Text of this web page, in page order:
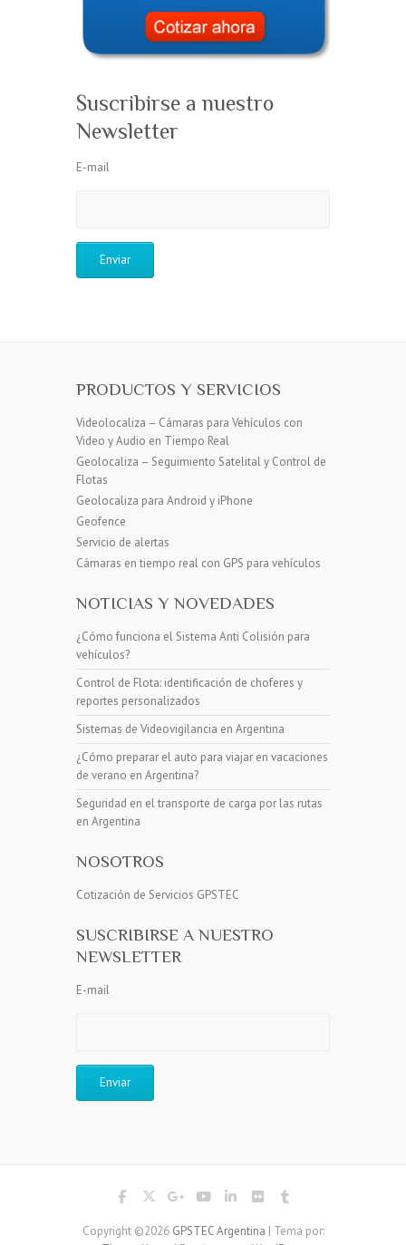
Suscribirse a nuestro
Newsletter
E-mail
PRODUCTOS Y SERVICIOS
Videolocaliza – Cámaras para Vehículos con
Video y Audio en Tiempo Real
Geolocaliza – Seguimiento Satelital y Control de
Flotas
Geolocaliza para Android y iPhone
Geofence
Servicio de alertas
Cámaras en tiempo real con GPS para vehículos
NOTICIAS Y NOVEDADES
¿Cómo funciona el Sistema Anti Colisión para
vehículos?
Control de Flota: identificación de choferes y
reportes personalizados
Sistemas de Videovigilancia en Argentina
¿Cómo preparar el auto para viajar en vacaciones
de verano en Argentina?
Seguridad en el transporte de carga por las rutas
en Argentina
NOSOTROS
Cotización de Servicios GPSTEC
SUSCRIBIRSE A NUESTRO
NEWSLETTER
E-mail
Copyright ©2026 GPSTEC Argentina | Tema por: